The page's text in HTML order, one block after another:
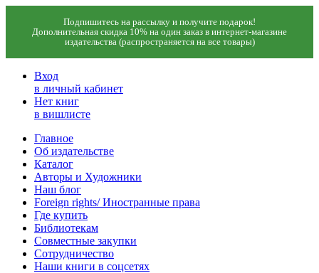
Подпишитесь на рассылку и получите подарок!
Дополнительная скидка 10% на один заказ в интернет-магазине
издательства (распространяется на все товары)
Вход
в личный кабинет
Нет книг
в вишлисте
Главное
Об издательстве
Каталог
Авторы и Художники
Наш блог
Foreign rights/ Иностранные права
Где купить
Библиотекам
Совместные закупки
Сотрудничество
Наши книги в соцсетях